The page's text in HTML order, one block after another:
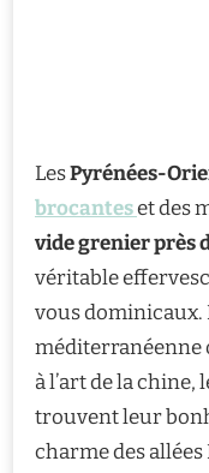
LesPyrénées-
brocanteset des
vide grenier près
véritable
vous dominicaux.
méditerranéenne
à l’art de la
trouvent leur
charme des